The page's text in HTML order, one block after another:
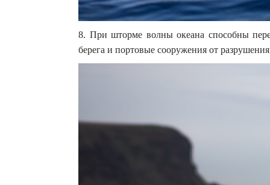
8. При шторме волны океана способны
берега и портовые сооружения от